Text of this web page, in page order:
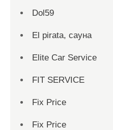
Dol59
El pirata, сауна
Elite Car Service
FIT SERVICE
Fix Price
Fix Price